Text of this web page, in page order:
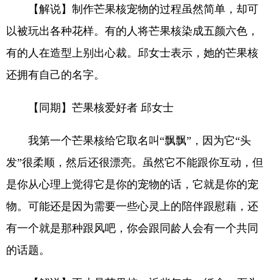
【解说】制作芒果核宠物的过程虽然简单，却可
以被玩出各种花样。有的人将芒果核染成五颜六色，
有的人在造型上别出心裁。邱女士表示，她的芒果核
还拥有自己的名字。
【同期】芒果核爱好者 邱女士
我第一个芒果核给它取名叫“飘飘”，因为它“头
发”很柔顺，然后还很漂亮。虽然它不能跟你互动，但
是你从心理上觉得它是你的宠物的话，它就是你的宠
物。可能还是因为需要一些心灵上的陪伴跟慰藉，还
有一个就是那种跟风吧，你会跟同龄人会有一个共同
的话题。